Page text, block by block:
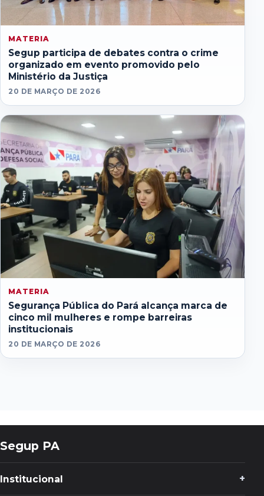
MATERIA
Segup participa de debates contra o crime
organizado em evento promovido pelo
Ministério da Justiça
20 DE MARÇO DE 2026
MATERIA
Segurança Pública do Pará alcança marca de
cinco mil mulheres e rompe barreiras
institucionais
20 DE MARÇO DE 2026
Segup PA
Institucional